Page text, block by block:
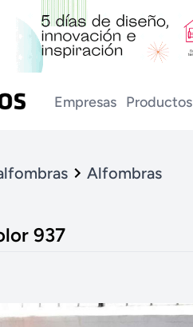
Empresas Productos
Alfombras
937